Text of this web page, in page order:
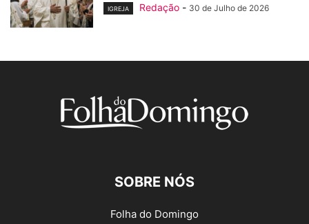
IGREJA Redação - 30 de Julho de 2026
SOBRE NÓS
Folha do Domingo